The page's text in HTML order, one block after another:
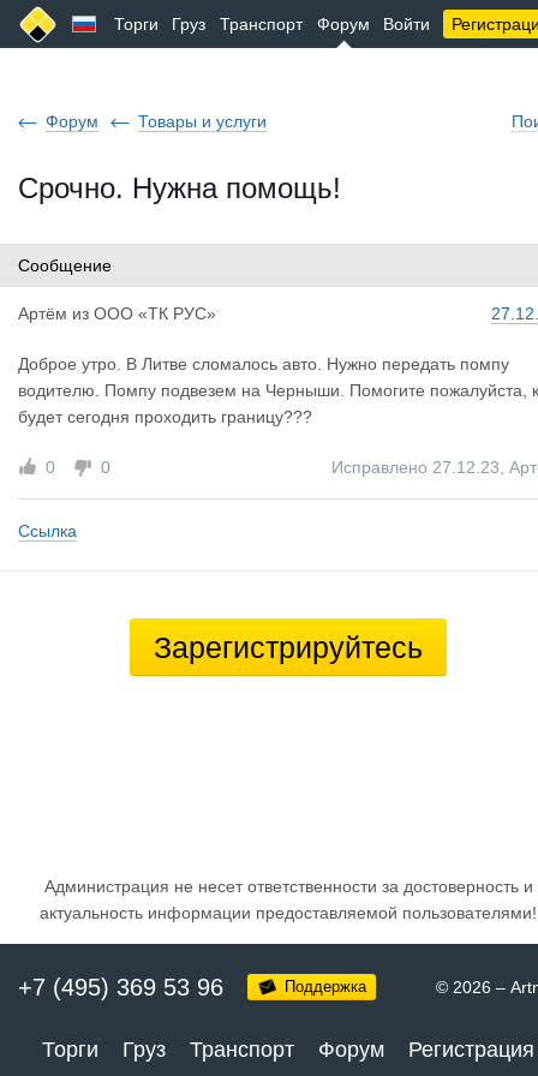
Торги Груз Транспорт Форум Войти
Форум Товары и услуги
Срочно. Нужна помощь!
Сообщение
Артём из ООО «ТК РУС»
Доброе утро. В Литве сломалось авто. Нужно передать помпу
водителю. Помпу подвезем на Черныши. Помогите пожалуйста,
будет сегодня проходить границу???
0 0 Исправлено 27.12.23
Ссылка
Зарегистрируйтесь
Администрация не несет ответственности за достоверность и
актуальность информации предоставляемой пользователями!
+7 (495) 369 53 96 Поддержка © 2026 –
Торги Груз Транспорт Форум Регистрация